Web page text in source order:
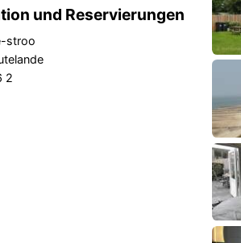
und Reservierungen
stroo
2